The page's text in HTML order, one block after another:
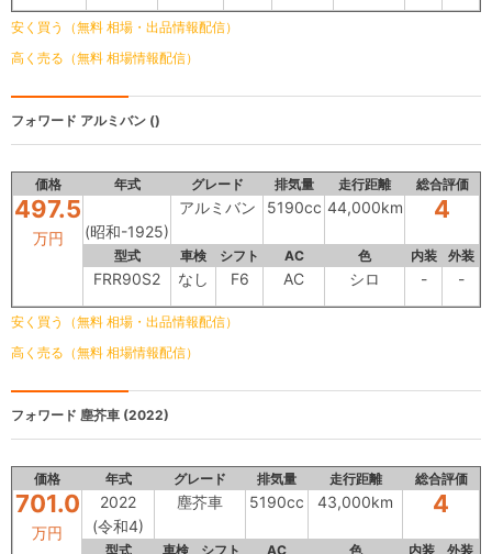
安く買う（無料 相場・出品情報配信）
高く売る（無料 相場情報配信）
フォワード アルミバン ()
価格 年式 グレード 排気量 走行距離 総合評価
497.5
万円 (昭和-1925)
アルミバン 5190cc 44,000km 4
型式 車検 シフト AC 色 内装 外装
FRR90S2 なし F6 AC シロ - -
安く買う（無料 相場・出品情報配信）
高く売る（無料 相場情報配信）
フォワード 塵芥車 (2022)
価格 年式 グレード 排気量 走行距離 総合評価
701.0
万円
2022
(令和4)
塵芥車 5190cc 43,000km 4
型式 車検 シフト AC 色 内装 外装